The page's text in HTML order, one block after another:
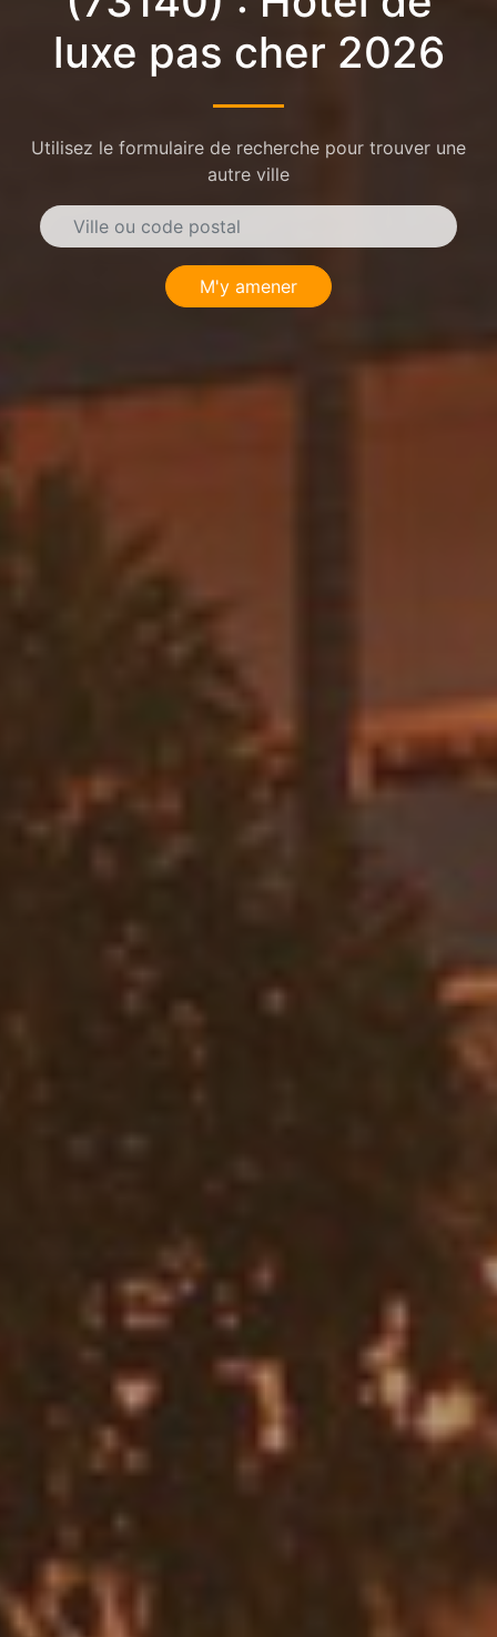
luxe pas cher 2026
Utilisez le formulaire de recherche pour trouver une
autre ville
M'y amener